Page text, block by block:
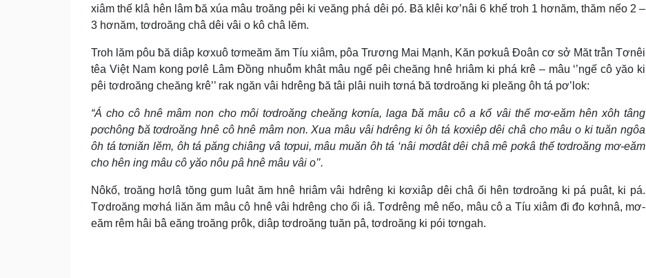
xiâm thế klâ hên lâm ƀă xúa mâu troăng pêi ki veăng phá dêi pó. Ƀă klêi kơ’nâi 6 khế troh 1 hơnăm, thăm nếo 2 –
3 hơnăm, tơdroăng châ dêi vâi o kô châ lĕm.
Troh lăm pôu ƀă diâp kơxuô tơmeăm ăm Tíu xiâm, pôa Trương Mai Mạnh, Kăn pơkuâ Đoân cơ sở Măt trâ̆n Tơnêi
têa Việt Nam kong pơlê Lâm Đồng nhuô̆m khât mâu ngế pêi cheăng hnê hriâm ki phá krê – mâu ‘’ngế cô yăo ki
pêi tơdroăng cheăng krê’’ rak ngăn vâi hdrêng ƀă tâi plâi nuih tơná ƀă tơdroăng ki pleăng ôh tá pơ’lok:
“Á cho cô hnê mâm non cho môi tơdroăng cheăng kơnía, laga ƀă mâu cô a kố vâi thế mơ-eăm hên xôh tâng
pơchông ƀă tơdroăng hnê cô hnê mâm non. Xua mâu vâi hdrêng ki ôh tá kơxiêp dêi châ cho mâu o ki tuăn ngôa
ôh tá tơniăn lĕm, ôh tá păng chiâng vâ tơpui, mâu muăn ôh tá ‘nâi mơdât dêi châ mê pơkâ thế tơdroăng mơ-eăm
cho hên ing mâu cô yăo nôu pâ hnê mâu vâi o’’.
Nôkố, troăng hơlâ tŏng gum luât ăm hnê hriâm vâi hdrêng ki kơxiâp dêi châ ối hên tơdroăng ki pá puât, ki pá.
Tơdroăng mơhá liăn ăm mâu cô hnê vâi hdrêng cho ối iâ. Tơdrêng mê nếo, mâu cô a Tíu xiâm đi đo kơhnâ, mơ-
eăm rêm hâi bâ eăng troăng prôk, diâp tơdroăng tuăn pâ, tơdroăng ki pói tơngah.